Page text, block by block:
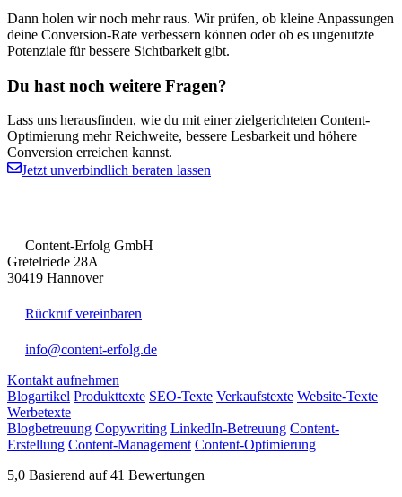
Dann holen wir noch mehr raus. Wir prüfen, ob kleine Anpassungen
deine Conversion-Rate verbessern können oder ob es ungenutzte
Potenziale für bessere Sichtbarkeit gibt.
Du hast noch weitere Fragen?
Lass uns herausfinden, wie du mit einer zielgerichteten Content-
Optimierung mehr Reichweite, bessere Lesbarkeit und höhere
Conversion erreichen kannst.
Jetzt unverbindlich beraten lassen
Content-Erfolg GmbH
Gretelriede 28A
30419 Hannover
Rückruf vereinbaren
info@content-erfolg.de
Kontakt aufnehmen
Blogartikel Produkttexte SEO-Texte Verkaufstexte Website-Texte
Werbetexte
Blogbetreuung Copywriting LinkedIn-Betreuung Content-
Erstellung Content-Management Content-Optimierung
5,0 Basierend auf 41 Bewertungen